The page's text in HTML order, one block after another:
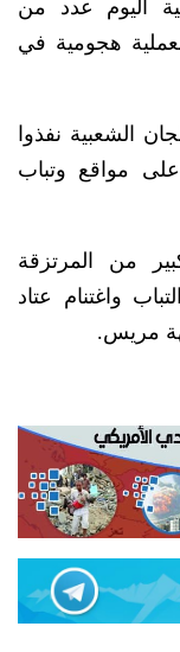
اليوم عدد من
هجومية في
الشعبية نفذوا
مواقع وتباب
من المرتزقة
واغتنام عتاد
مريس.